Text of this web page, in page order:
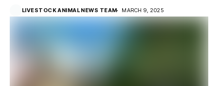
LIVESTOCK ANIMAL NEWS TEAM MARCH 9, 2025